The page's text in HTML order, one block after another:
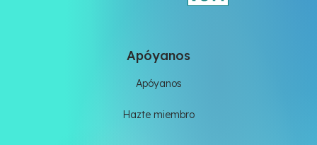
Apóyanos
Apóyanos
Hazte miembro